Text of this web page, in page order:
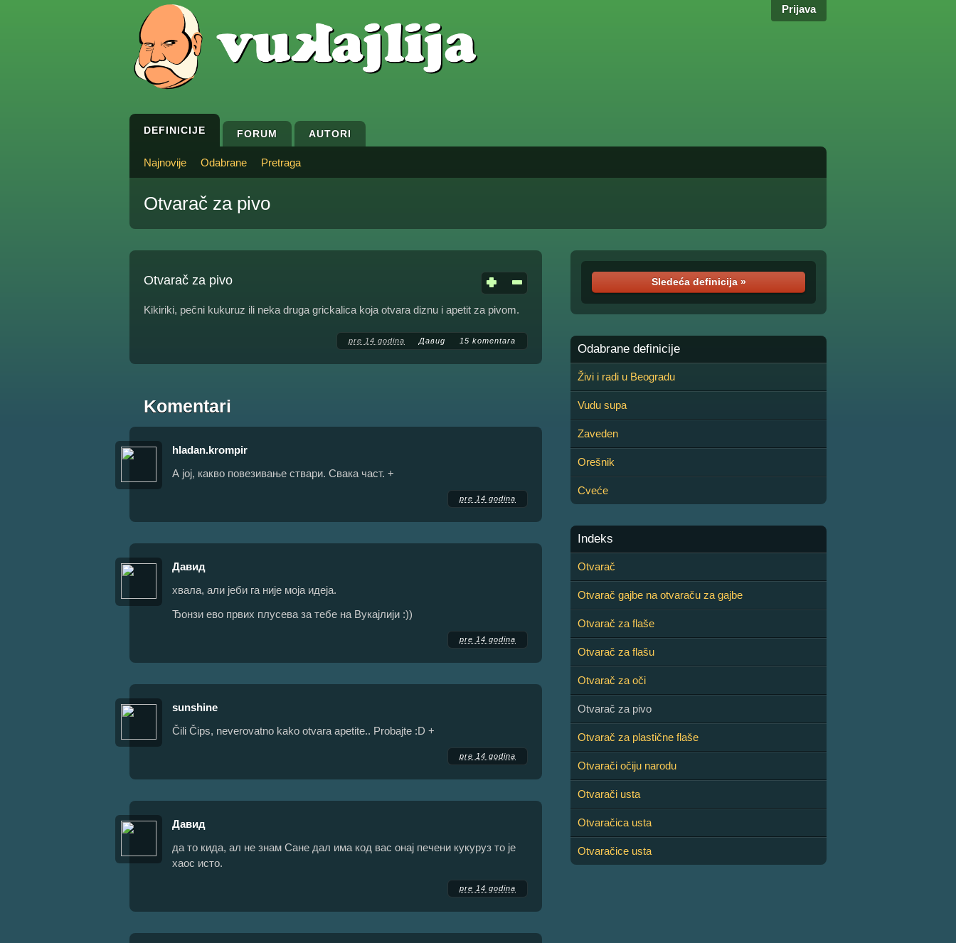
Prijava
DEFINICIJE FORUM AUTORI
Najnovije Odabrane Pretraga
Otvarač za pivo
Otvarač za pivo
Kikiriki, pečni kukuruz ili neka druga grickalica koja otvara diznu i apetit za pivom.
pre 14 godina Давид 15 komentara
Komentari
hladan.krompir
А јој, какво повезивање ствари. Свака част. +
pre 14 godina
Давид
хвала, али јеби га није моја идеја.
Ђонзи ево првих плусева за тебе на Вукајлији :))
pre 14 godina
sunshine
Čili Čips, neverovatno kako otvara apetite.. Probajte :D +
pre 14 godina
Давид
да то кида, ал не знам Сане дал има код вас онај печени кукуруз то је
хаос исто.
pre 14 godina
Sledeća definicija »
Odabrane definicije
Živi i radi u Beogradu
Vudu supa
Zaveden
Orešnik
Cveće
Indeks
Otvarač
Otvarač gajbe na otvaraču za gajbe
Otvarač za flaše
Otvarač za flašu
Otvarač za oči
Otvarač za pivo
Otvarač za plastične flaše
Otvarači očiju narodu
Otvarači usta
Otvaračica usta
Otvaračice usta